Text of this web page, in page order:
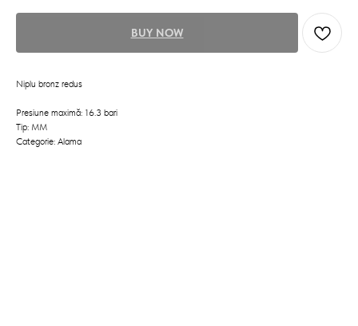
BUY NOW
Niplu bronz redus
Presiune maximă: 16.3 bari
Tip: MM
Categorie: Alama